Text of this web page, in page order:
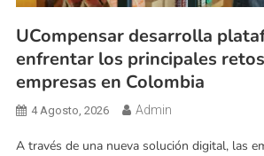
UCompensar desarrolla
enfrentar los principales
empresas en Colombia
4 Agosto, 2026 Admin
A través de una nueva solución digital, las